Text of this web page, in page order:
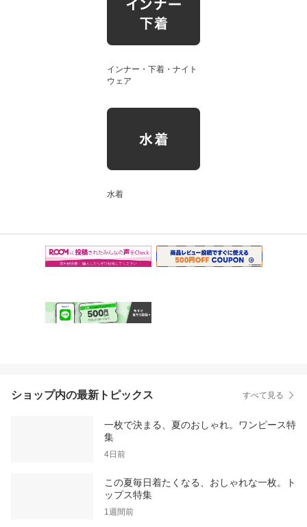
インナー・下着・ナイト
ウェア
水着
ショップ内の最新トピックス すべて見る
一枚で決まる、夏のおしゃれ。ワンピース特
集
4日前
この夏毎日着たくなる、おしゃれな一枚。ト
ップス特集
1週間前